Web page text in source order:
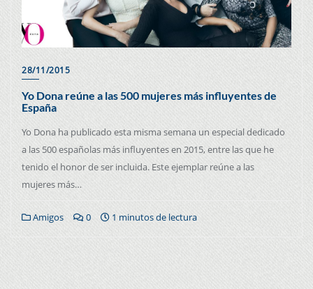
28/11/2015
Yo Dona reúne a las 500 mujeres más influyentes de
España
Yo Dona ha publicado esta misma semana un especial dedicado
a las 500 españolas más influyentes en 2015, entre las que he
tenido el honor de ser incluida. Este ejemplar reúne a las
mujeres más…
Amigos 0 1 minutos de lectura